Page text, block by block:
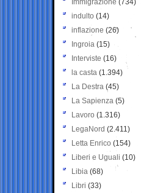
Immigrazione (734)
indulto (14)
inflazione (26)
Ingroia (15)
Interviste (16)
la casta (1.394)
La Destra (45)
La Sapienza (5)
Lavoro (1.316)
LegaNord (2.411)
Letta Enrico (154)
Liberi e Uguali (10)
Libia (68)
Libri (33)